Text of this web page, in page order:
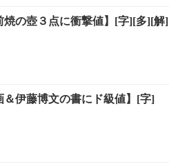
焼の壺３点に衝撃値】[字][多][解]
伊藤博文の書にド級値】[字]